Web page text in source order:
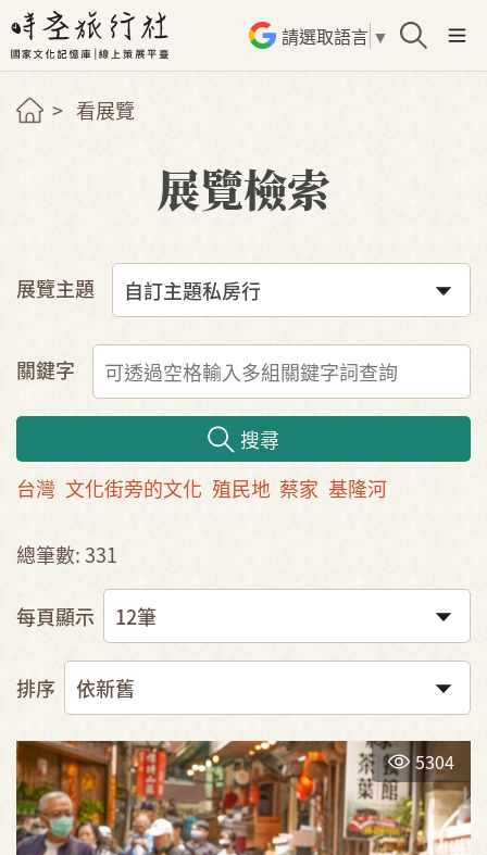
請選取語言 ▼
看展覽
展覽檢索
展覽主題
關鍵字
搜尋
台灣 文化街旁的文化 殖民地 蔡家 基隆河
總筆數: 331
每頁顯示
排序
5304